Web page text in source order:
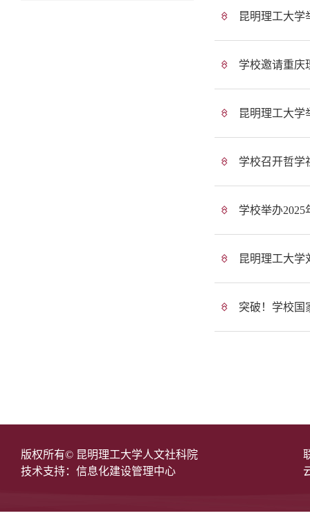
昆明理工大学
学校邀请重庆
昆明理工大学
学校召开哲学
学校举办
昆明理工大学
突破！学校国
版权所有© 昆明理工大学人文社科院
技术支持：信息化建设管理中心